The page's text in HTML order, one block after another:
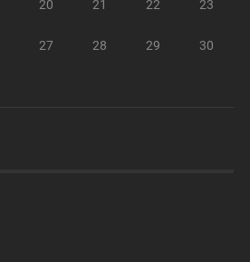
20 21 22 23
27 28 29 30